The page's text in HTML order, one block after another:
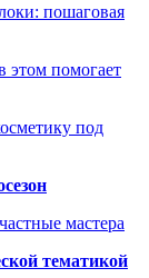
пошаговая
этом помогает
под
мастера
тематикой